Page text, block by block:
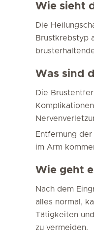
Wie sieht
Die
Brustkrebstyp
Was sind
Die
Entfernung
im Arm
Wie geht
Nach dem
alles normal,
Tätigkeiten
zu vermeiden.